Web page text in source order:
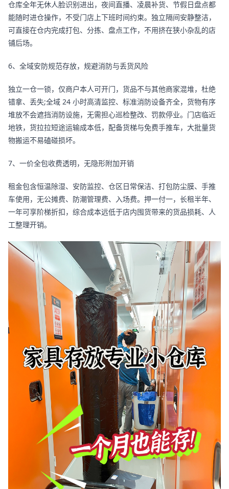
仓库全年无休人脸识别进出，夜间直播、凌晨补货、节假日盘点都
能随时进仓操作，不受门店上下班时间约束。独立隔间安静整洁，
可直接在仓内完成打包、分拣、盘点工作，不用挤在狭小杂乱的店
铺后场。
6、全域安防规范存放，规避消防与丢货风险
独立一仓一锁，仅商户本人可开门，货品不与其他商家混堆，杜绝
错拿、丢失;全域 24 小时高清监控、标准消防设备齐全，货物有序
堆放不会遮挡消防设施，无需担心巡检整改、罚款停业。门店临近
地铁，货拉拉短途运输成本低，配备货梯与免费手推车，大批量货
物搬运不易磕碰损坏。
7、一价全包收费透明，无隐形附加开销
租金包含恒温除湿、安防监控、仓区日常保洁、打包防尘膜、手推
车使用，无公摊费、防潮管理费、入场费。押一付一，长租半年、
一年可享阶梯折扣，综合成本远低于店内囤货带来的货品损耗、人
工整理开销。